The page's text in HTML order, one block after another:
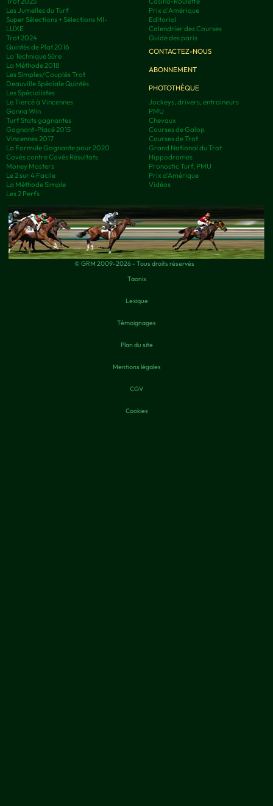
Les Jumelles du Turf
Super Sélections + Sélections MI-
LUXE
Trot 2024
Quintés de Plat 2016
La Technique Sûre
La Méthode 2018
Les Simples/Couplés Trot
Deauville Spéciale Quintés
Les Spécialistes
Le Tiercé à Vincennes
Gonna Win
Turf Stats gagnantes
Gagnant-Placé 2015
Vincennes 2017
La Formule Gagnante pour 2020
Covès contre Covès Résultats
Money Masters
Le 2 sur 4 Facile
La Méthode Simple
Les 2 Perfs
Prix d'Amérique
Editorial
Calendrier des Courses
Guide des paris
CONTACTEZ-NOUS
ABONNEMENT
PHOTOTHÈQUE
Jockeys, drivers, entraineurs
PMU
Chevaux
Courses de Galop
Courses de Trot
Grand National du Trot
Hippodromes
Pronostic Turf, PMU
Prix d’Amérique
Vidéos
© GRM 2009-2026 - Tous droits réservés
Taonix
Lexique
Témoignages
Plan du site
Mentions légales
CGV
Cookies